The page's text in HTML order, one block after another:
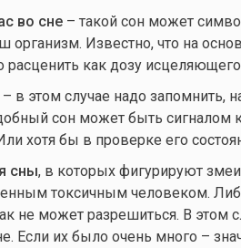
во сне– такой сон может
организм. Известно, что на
расценить как дозу
в этом случае надо запомнить,
сон может быть сигналом к
хотя бы в проверке его
сны, в которых фигурируют
токсичным человеком.
не может разрешиться. В этом
Если их было очень много –